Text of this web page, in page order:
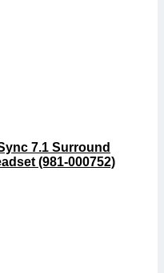
7.1 Surround
(981-000752)